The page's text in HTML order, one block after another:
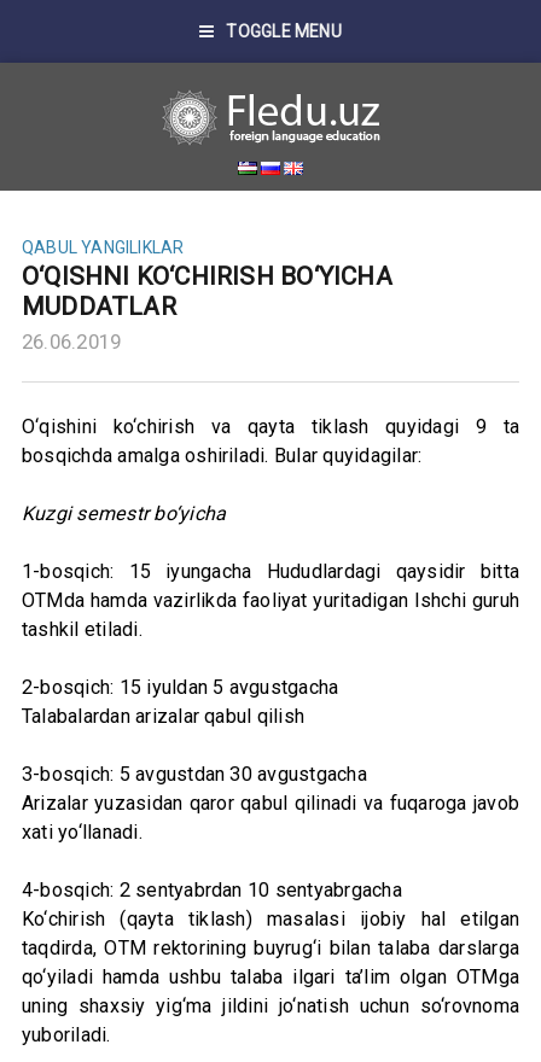
TOGGLE MENU
QABUL YANGILIKLAR
O‘QISHNI KO‘CHIRISH BO‘YICHA
MUDDATLAR
26.06.2019
O‘qishini ko‘chirish va qayta tiklash quyidagi 9 ta
bosqichda amalga oshiriladi. Bular quyidagilar:
Kuzgi semestr bo‘yicha
1-bosqich: 15 iyungacha Hududlardagi qaysidir bitta
OTMda hamda vazirlikda faoliyat yuritadigan Ishchi guruh
tashkil etiladi.
2-bosqich: 15 iyuldan 5 avgustgacha
Talabalardan arizalar qabul qilish
3-bosqich: 5 avgustdan 30 avgustgacha
Arizalar yuzasidan qaror qabul qilinadi va fuqaroga javob
xati yo‘llanadi.
4-bosqich: 2 sentyabrdan 10 sentyabrgacha
Ko‘chirish (qayta tiklash) masalasi ijobiy hal etilgan
taqdirda, OTM rektorining buyrug‘i bilan talaba darslarga
qo‘yiladi hamda ushbu talaba ilgari ta’lim olgan OTMga
uning shaxsiy yig‘ma jildini jo‘natish uchun so‘rovnoma
yuboriladi.